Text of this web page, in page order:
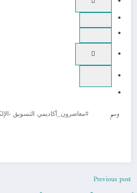
وسم #معاصرون_أكاديمي التسويق -
Previous post